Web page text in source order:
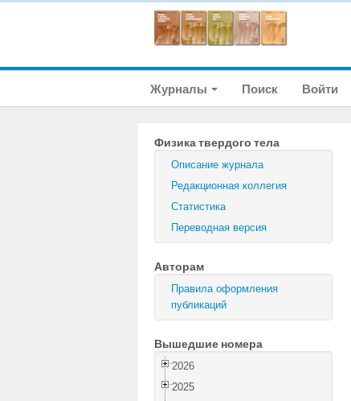
Журналы Поиск Войти
Физика твердого тела
Описание журнала
Редакционная коллегия
Статистика
Переводная версия
Авторам
Правила оформления
публикаций
Вышедшие номера
2026
2025